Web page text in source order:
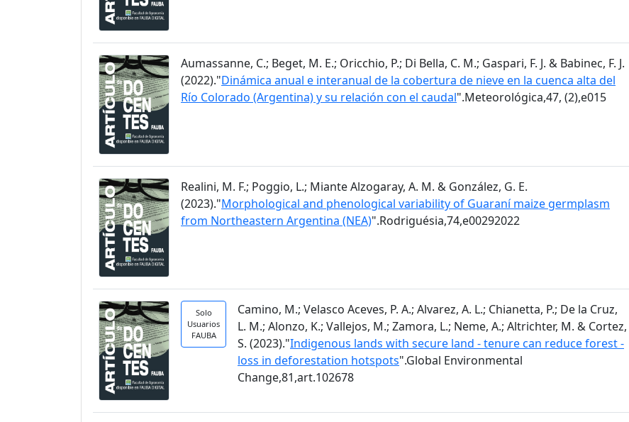
Aumassanne, C.; Beget, M. E.; Oricchio, P.; Di Bella, C. M.; Gaspari, F. J. & Babinec, F. J.
(2022)."Dinámica anual e interanual de la cobertura de nieve en la cuenca alta del
Río Colorado (Argentina) y su relación con el caudal".Meteorológica,47, (2),e015
Realini, M. F.; Poggio, L.; Miante Alzogaray, A. M. & González, G. E.
(2023)."Morphological and phenological variability of Guaraní maize germplasm
from Northeastern Argentina (NEA)".Rodriguésia,74,e00292022
Solo
Usuarios
FAUBA
Camino, M.; Velasco Aceves, P. A.; Alvarez, A. L.; Chianetta, P.; De la Cruz,
L. M.; Alonzo, K.; Vallejos, M.; Zamora, L.; Neme, A.; Altrichter, M. & Cortez,
S. (2023)."Indigenous lands with secure land - tenure can reduce forest -
loss in deforestation hotspots".Global Environmental
Change,81,art.102678